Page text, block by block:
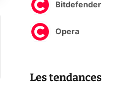
Bitdefender
Opera
Les tendances